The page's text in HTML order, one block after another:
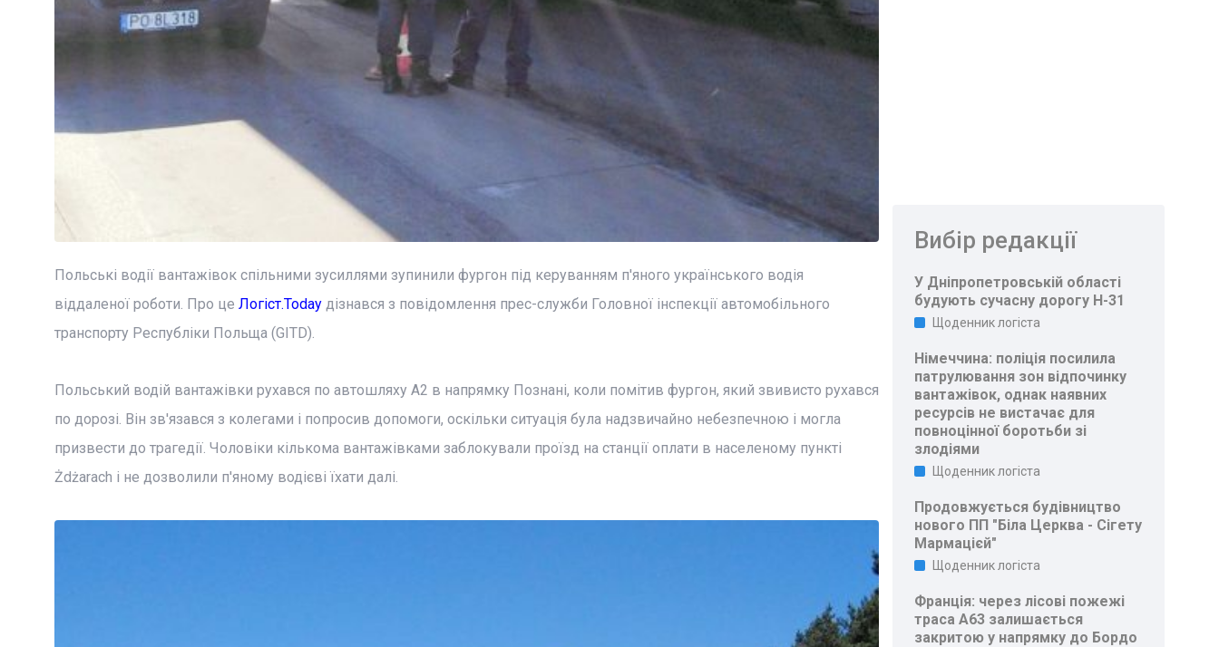
Польські водії вантажівок спільними зусиллями зупинили фургон під керуванням п'яного українського водія
віддаленої роботи. Про це Логіст.Todayдізнався з повідомлення прес-служби Головної інспекції автомобільного
транспорту Республіки Польща (GITD).
Польський водій вантажівки рухався по автошляху A2 в напрямку Познані, коли помітив фургон, який звивисто рухався
по дорозі. Він зв'язався з колегами і попросив допомоги, оскільки ситуація була надзвичайно небезпечною і могла
призвести до трагедії. Чоловіки кількома вантажівками заблокували проїзд на станції оплати в населеному пункті
Żdżarach і не дозволили п'яному водієві їхати далі.
Вибір редакції
У Дніпропетровській області
будують сучасну дорогу Н-31
Щоденник логіста
Німеччина: поліція посилила
патрулювання зон відпочинку
вантажівок, однак наявних
ресурсів не вистачає для
повноцінної боротьби зі
злодіями
Щоденник логіста
Продовжується будівництво
нового ПП "Біла Церква - Сігету
Мармацієй"
Щоденник логіста
Франція: через лісові пожежі
траса A63 залишається
закритою у напрямку до Бордо